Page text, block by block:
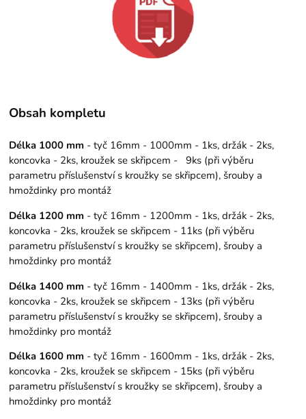
Obsah kompletu
Délka 1000 mm - tyč 16mm - 1000mm - 1ks, držák - 2ks,
koncovka - 2ks, kroužek se skřipcem - 9ks (při výběru
parametru příslušenství s kroužky se skřipcem), šrouby a
hmoždinky pro montáž
Délka 1200 mm - tyč 16mm - 1200mm - 1ks, držák - 2ks,
koncovka - 2ks, kroužek se skřipcem - 11ks (při výběru
parametru příslušenství s kroužky se skřipcem), šrouby a
hmoždinky pro montáž
Délka 1400 mm - tyč 16mm - 1400mm - 1ks, držák - 2ks,
koncovka - 2ks, kroužek se skřipcem - 13ks (při výběru
parametru příslušenství s kroužky se skřipcem), šrouby a
hmoždinky pro montáž
Délka 1600 mm - tyč 16mm - 1600mm - 1ks, držák - 2ks,
koncovka - 2ks, kroužek se skřipcem - 15ks (při výběru
parametru příslušenství s kroužky se skřipcem), šrouby a
hmoždinky pro montáž